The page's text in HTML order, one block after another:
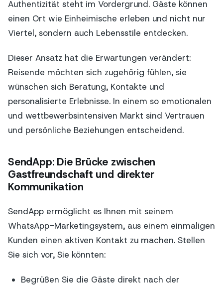
Authentizität steht im Vordergrund. Gäste können
einen Ort wie Einheimische erleben und nicht nur
Viertel, sondern auch Lebensstile entdecken.
Dieser Ansatz hat die Erwartungen verändert:
Reisende möchten sich zugehörig fühlen, sie
wünschen sich Beratung, Kontakte und
personalisierte Erlebnisse. In einem so emotionalen
und wettbewerbsintensiven Markt sind Vertrauen
und persönliche Beziehungen entscheidend.
SendApp: Die Brücke zwischen
Gastfreundschaft und direkter
Kommunikation
SendApp ermöglicht es Ihnen mit seinem
WhatsApp-Marketingsystem, aus einem einmaligen
Kunden einen aktiven Kontakt zu machen. Stellen
Sie sich vor, Sie könnten:
Begrüßen Sie die Gäste direkt nach der